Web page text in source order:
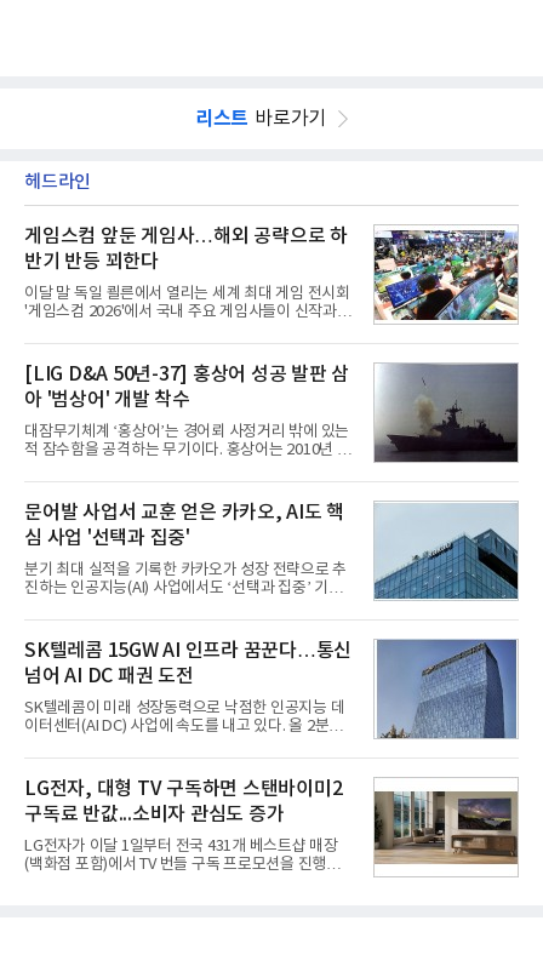
리스트 바로가기
헤드라인
게임스컴 앞둔 게임사…해외 공략으로 하
반기 반등 꾀한다
이달 말 독일 쾰른에서 열리는 세계 최대 게임 전시회
'게임스컴 2026'에서 국내 주요 게임사들이 신작과 글
체별로 엇갈린 가운데 하반기 신작 흥행과 해외 시장
성과가 실적을 좌우할 핵심 변수로 떠오르고 있다.8일
업계에 따르면 올해 상반기 게임업계는 기업별 성적
표가 크게 갈렸다. 대표적으로 크래프톤은 'PUBG: 배
틀그라운드'의 안정적인 성장에 힘입어 상반기 연결
기준 매출 2조6616억원, 영업이익 9725억원으로 역
대 최대 실적을 기록했다. 엔씨도 올해 출시한 '아이온
동기 대
[LIG D&A 50년-37] 홍상어 성공 발판 삼
아 '범상어' 개발 착수
대잠무기체계 ‘홍상어’는 경어뢰 사정거리 밖에 있는
적 잠수함을 공격하는 무기이다. 홍상어는 2010년 넥
이뤄졌다. 이후 2012년 한국형 구축함(KDX-1) 이상
의 함정에 실전 배치됐다.그해 7월 해군은 동해상에서
성능 검증을 위해 홍상어 시험발사를 실시했다. 이때
홍상어가 목표 지점에서 입수한 후 표적을 타격하지
못하고 물속에서 멈춰버리는 예상 밖의 일이 벌어졌
다. 2차 품질확인 사격 시험에서도 만족스러운 결과를
얻지 못했다. 완벽한 신뢰성 확보를 위해 LIG넥스원은
분야를
문어발 사업서 교훈 얻은 카카오, AI도 핵
심 사업 '선택과 집중'
분기 최대 실적을 기록한 카카오가 성장 전략으로 추
진하는 인공지능(AI) 사업에서도 ‘선택과 집중’ 기조
라 투자에 나서는 것과 달리, 카카오는 ‘카카오톡’이
라는 플랫폼 경쟁력을 활용한 AI 에이전트 서비스에
집중하는 전략이다. 과거 무리한 사업 확장 과정에서
겪었던 시행착오를 되풀이하지 않고 핵심 역량에 집
중하겠다는 취지로 풀이된다.7일 업계에 따르면 카카
오는 올해 2분기 연결 기준 매출 2조985억원, 영업이
익 2770억원을 기록했다. 전년 동기 대비 매출과 영업
은 4884억
SK텔레콤 15GW AI 인프라 꿈꾼다…통신
넘어 AI DC 패권 도전
SK텔레콤이 미래 성장동력으로 낙점한 인공지능 데
이터센터(AI DC) 사업에 속도를 내고 있다. 올 2분기
는 2035년까지 총 15GW(기가와트) 규모의 AI DC를
구축하겠다는 대형 청사진을 제시하면서다. 이에 따
라 경쟁 구도 역시 이동통신사인 KT, LG유플러스를
넘어 네이버, 삼성SDS 등 IT 인프라 기업으로 확장되
고 있다.7일 SK텔레콤에 따르면 회사는 올해 2분기
연결 기준 매출 4조 3591억원, 영업이익 5660억원을
기록했다. 매출은 전년 동기 대비 0.5%, 영업이익은
LG전자, 대형 TV 구독하면 스탠바이미2
구독료 반값...소비자 관심도 증가
LG전자가 이달 1일부터 전국 431개 베스트샵 매장
(백화점 포함)에서 TV 번들 구독 프로모션을 진행하고